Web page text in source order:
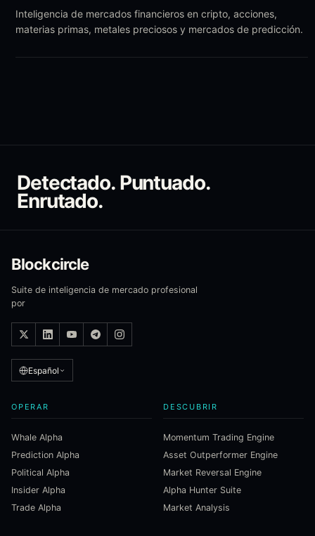
Inteligencia de mercados financieros en cripto, acciones,
materias primas, metales preciosos y mercados de predicción.
Detectado. Puntuado.
Enrutado.
Blockcircle
Suite de inteligencia de mercado profesional
por
Español
OPERAR
Whale Alpha
Prediction Alpha
Political Alpha
Insider Alpha
Trade Alpha
DESCUBRIR
Momentum Trading Engine
Asset Outperformer Engine
Market Reversal Engine
Alpha Hunter Suite
Market Analysis